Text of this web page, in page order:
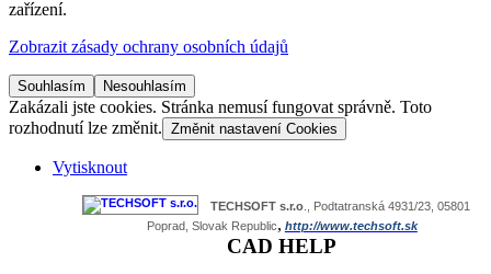
zařízení.
Zobrazit zásady ochrany osobních údajů
Souhlasím Nesouhlasím
Zakázali jste cookies. Stránka nemusí fungovat správně. Toto
rozhodnutí lze změnit. Změnit nastavení Cookies
Vytisknout
TECHSOFT s.r.o., Podtatranská 4931/23, 05801
Poprad, Slovak Republic, http://www.techsoft.sk
CAD HELP